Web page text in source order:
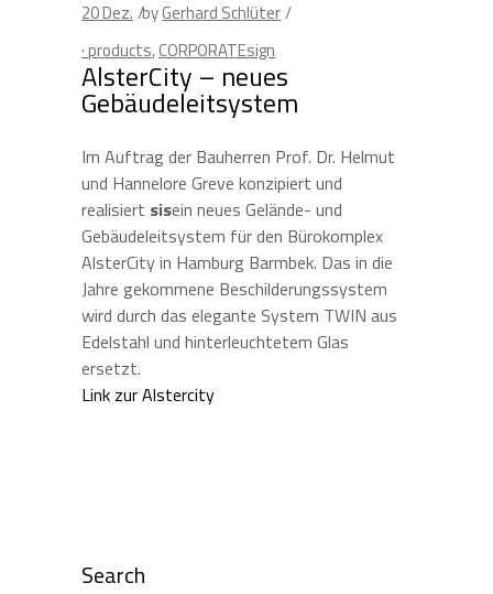
20Dez. byGerhard Schlüter
· products,CORPORATEsign
AlsterCity – neues
Gebäudeleitsystem
Im Auftrag der Bauherren Prof. Dr. Helmut
und Hannelore Greve konzipiert und
realisiert sisein neues Gelände- und
Gebäudeleitsystem für den Bürokomplex
AlsterCity in Hamburg Barmbek. Das in die
Jahre gekommene Beschilderungssystem
wird durch das elegante System TWIN aus
Edelstahl und hinterleuchtetem Glas
ersetzt.
Link zur Alstercity
Search